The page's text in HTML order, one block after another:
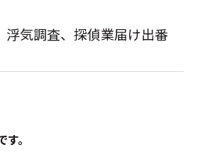
気調査、探偵業届け出番
。